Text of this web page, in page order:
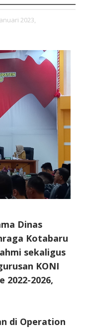
2023,
Dinas
Kotabaru
sekaligus
KONI
2026,
di Operation